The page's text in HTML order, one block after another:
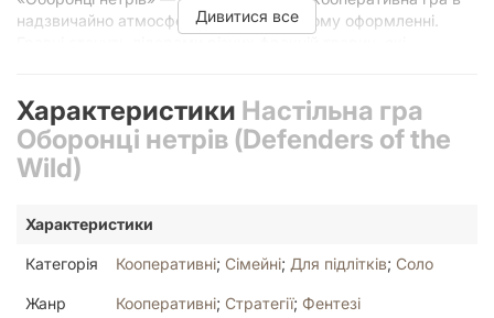
надзвичайно атмосферному фентезійному оформленні.
в боротьбі проти спільного ворога, щоб зберегти надію на
те, що Спільноліс уникне нескінченної техногенної зими.
Граючи за асиметричні фракції, учасники будуть очищувати
табори й руйнувати заводи на модульному ігровому полі у
увагу на ігри «Дослідники Лісокраю» та «Майже невинні».
Дивитися все
Характеристики Настільна гра
Оборонці нетрів (Defenders of the
Wild)
Характеристики
Категорія Кооперативні; Сімейні; Для підлітків; Соло
Жанр Кооперативні; Стратегії; Фентезі